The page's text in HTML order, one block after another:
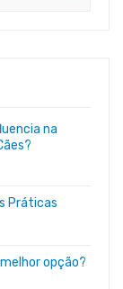
na
Práticas
opção?